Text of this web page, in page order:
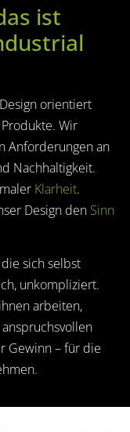
ist
orientiert
Wir
Anforderungen an
Nachhaltigkeit.
Klarheit.
Design den Sinn
sich selbst
unkompliziert.
arbeiten,
Gewinn – für die